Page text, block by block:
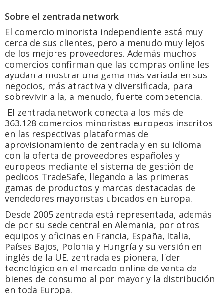
Sobre el zentrada.network
El comercio minorista independiente está muy
cerca de sus clientes, pero a menudo muy lejos
de los mejores proveedores. Además muchos
comercios confirman que las compras online les
ayudan a mostrar una gama más variada en sus
negocios, más atractiva y diversificada, para
sobrevivir a la, a menudo, fuerte competencia.
El zentrada.network conecta a los más de
363.128 comercios minoristas europeos inscritos
en las respectivas plataformas de
aprovisionamiento de zentrada y en su idioma
con la oferta de proveedores españoles y
europeos mediante el sistema de gestión de
pedidos TradeSafe, llegando a las primeras
gamas de productos y marcas destacadas de
vendedores mayoristas ubicados en Europa.
Desde 2005 zentrada está representada, además
de por su sede central en Alemania, por otros
equipos y oficinas en Francia, España, Italia,
Países Bajos, Polonia y Hungría y su versión en
inglés de la UE. zentrada es pionera, líder
tecnológico en el mercado online de venta de
bienes de consumo al por mayor y la distribución
en toda Europa.